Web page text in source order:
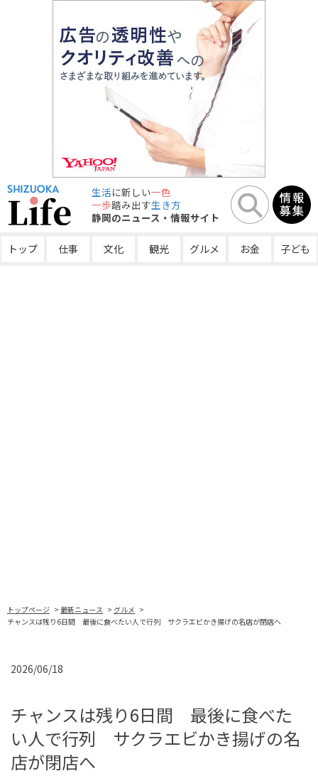
生活に新しい一色
一歩踏み出す生き方
静岡のニュース・情報サイト
トップ 仕事 文化 観光 グルメ お金 子ども
トップページ 最新ニュース
グルメ
チャンスは残り6日間 最後に食べたい人で行列 サクラエビかき揚げの名店が閉店へ
2026/06/18
チャンスは残り6日間 最後に食べた
い人で行列 サクラエビかき揚げの名
店が閉店へ